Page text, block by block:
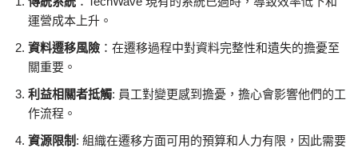
運營成本上升。
資料遷移風險 ：在遷移過程中對資料完整性和遺失的擔憂至
關重要。
利益相關者抵觸: 員工對變更感到擔憂，擔心會影響他們的工
作流程。
資源限制 : 組織在遷移方面可用的預算和人力有限，因此需要